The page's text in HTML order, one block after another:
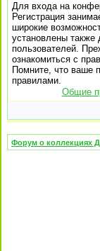
Для входа на
Регистрация
широкие
установлены также
пользователей.
ознакомиться с
Помните, что ваше
правилами.
Общие
Форум о коллекциях